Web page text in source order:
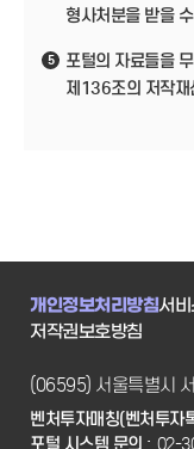
형사처분을 받을
5
포털의 자료들을
제136조의 저작재
개인정보처리방침서
저작권보호방침
(06595) 서울특별시
벤처투자매칭(벤처투자
포털 시스템 문의 : 02-